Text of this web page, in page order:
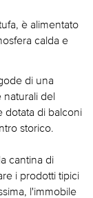
è alimentato
calda e
di una
naturali del
dotata di balconi
storico.
cantina di
i prodotti tipici
l'immobile